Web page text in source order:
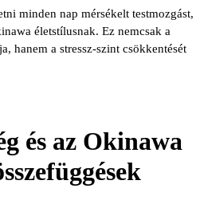
minden nap mérsékelt testmozgást,
életstílusnak. Ez nemcsak a
hanem a stressz-szint csökkentését
és az Okinawa